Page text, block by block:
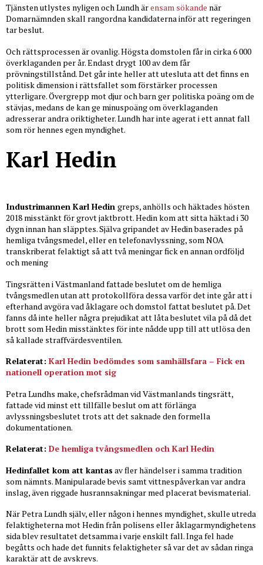
Tjänsten utlystes nyligen och Lundh ärensam sökande när
Domarnämnden skall rangordna kandidaterna inför att regeringen
tar beslut.
Och rättsprocessen är ovanlig. Högsta domstolen får in cirka 6 000
överklaganden per år. Endast drygt 100 av dem får
prövningstillstånd. Det går inte heller att utesluta att det finns en
politisk dimension i rättsfallet som förstärker processen
ytterligare. Övergrepp mot djur och barn ger politiska poäng om de
stävjas, medans de kan ge minuspoäng om överklaganden
adresserar andra oriktigheter. Lundh har inte agerat i ett annat fall
som rör hennes egen myndighet.
Karl Hedin
Industrimannen Karl Hedin greps, anhölls och häktades hösten
2018 misstänkt för grovt jaktbrott. Hedin kom att sitta häktad i 30
dygn innan han släpptes. Själva gripandet av Hedin baserades på
hemliga tvångsmedel, eller en telefonavlyssning, som NOA
transkriberat felaktigt så att två meningar fick en annan ordföljd
och mening
Tingsrätten i Västmanland fattade beslutet om de hemliga
tvångsmedlen utan att protokollföra dessa varför det inte går att i
efterhand avgöra vad åklagare och domstol fattat beslutet på. Det
fanns då inte heller några prejudikat att låta beslutet vila på då det
brott som Hedin misstänktes för inte nådde upp till att utlösa den
så kallade straffvärdesventilen.
Relaterat: Karl Hedin bedömdes som samhällsfara – Fick en
nationell operation mot sig
Petra Lundhs make, chefsrådman vid Västmanlands tingsrätt,
fattade vid minst ett tillfälle beslut om att förlänga
avlyssningsbeslutet trots att det saknade den formella
dokumentationen.
Relaterat: De hemliga tvångsmedlen och Karl Hedin
Hedinfallet kom att kantas av fler händelser i samma tradition
som nämnts. Manipularade bevis samt vittnespåverkan var andra
inslag, även riggade husrannsakningar med placerat bevismaterial.
När Petra Lundh själv, eller någon i hennes myndighet, skulle utreda
felaktigheterna mot Hedin från polisens eller åklagarmyndighetens
sida blev resultatet detsamma i varje enskilt fall. Inga fel hade
begåtts och hade det funnits felaktigheter så var det av sådan ringa
karaktär att de avskrevs.